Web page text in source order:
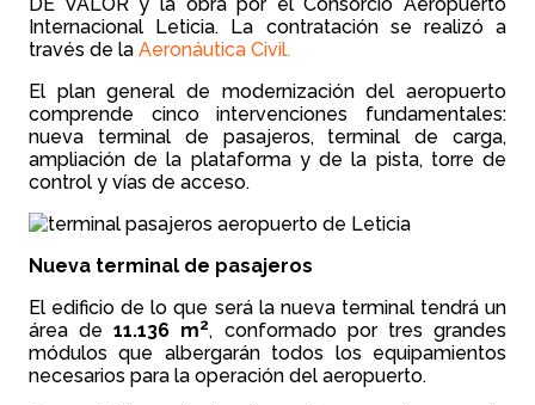
Internacional Leticia. La contratación se realizó a
través de la Aeronáutica Civil.
El plan general de modernización del aeropuerto
comprende cinco intervenciones fundamentales:
nueva terminal de pasajeros, terminal de carga,
ampliación de la plataforma y de la pista, torre de
control y vías de acceso.
Nueva terminal de pasajeros
El edificio de lo que será la nueva terminal tendrá un
área de11.136 m2, conformado por tres grandes
módulos que albergarán todos los equipamientos
necesarios para la operación del aeropuerto.